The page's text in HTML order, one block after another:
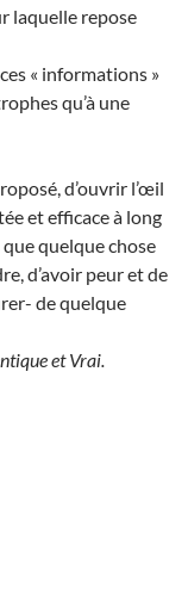
laquelle repose
« informations »
qu’à une
d’ouvrir l’œil
et efficace à long
quelque chose
d’avoir peur et de
de quelque
et Vrai.